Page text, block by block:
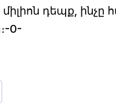
դեպք, ինչը
0-